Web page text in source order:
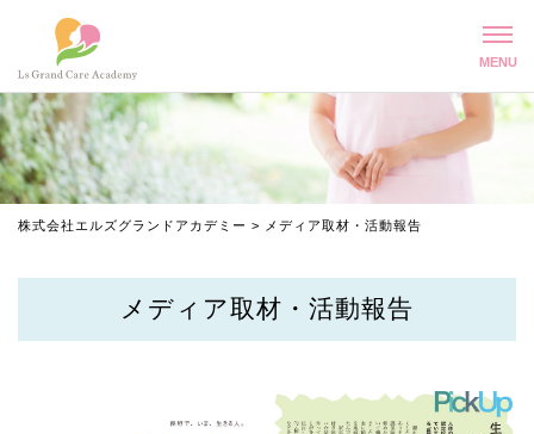
株式会社エルズグランドアカデミー > メディア取材・活動報告
メディア取材・活動報告